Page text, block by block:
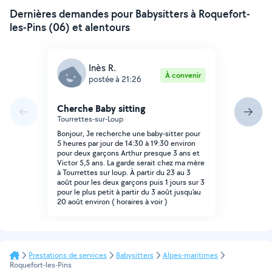
Dernières demandes pour Babysitters à Roquefort-
les-Pins (06) et alentours
Inès R.
postée à 21:26 À convenir
Cherche Baby sitting
Tourrettes-sur-Loup
Bonjour, Je recherche une baby-sitter pour
5 heures par jour de 14:30 à 19:30 environ
pour deux garçons Arthur presque 3 ans et
Victor 5,5 ans. La garde serait chez ma mère
à Tourrettes sur loup. À partir du 23 au 3
août pour les deux garçons puis 1 jours sur 3
pour le plus petit à partir du 3 août jusqu'au
20 août environ ( horaires à voir )
Prestations de services Babysitters
Alpes-maritimes
Roquefort-les-Pins